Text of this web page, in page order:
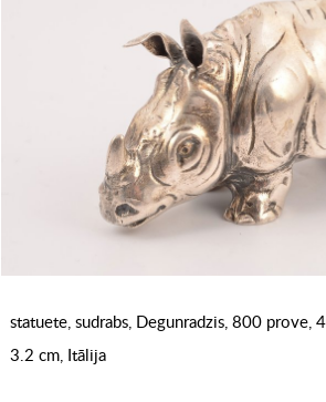
statuete, sudrabs, Degunradzis, 800 prove,
3.2 cm, Itālija